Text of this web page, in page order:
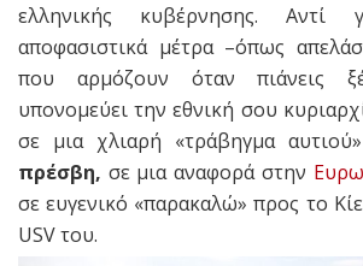
ελληνικής κυβέρνησης. Αντί
αποφασιστικά μέτρα –όπως
που αρμόζουν όταν πιάνεις
υπονομεύει την εθνική σου
σε μια χλιαρή «τράβηγμα
πρέσβη, σε μια αναφορά στην
σε ευγενικό «παρακαλώ» προς το
USV του.